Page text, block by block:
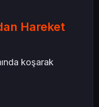
Hareket
koşarak